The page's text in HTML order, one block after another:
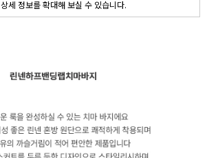
상세 정보를 확대해 보실 수 있습니다.